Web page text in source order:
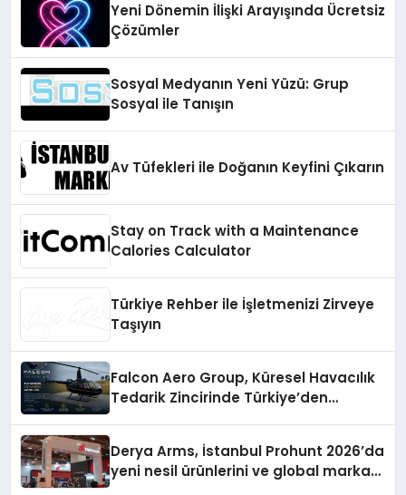
Yeni Dönemin İlişki Arayışında Ücretsiz
Çözümler
Sosyal Medyanın Yeni Yüzü: Grup
Sosyal ile Tanışın
Av Tüfekleri ile Doğanın Keyfini Çıkarın
Stay on Track with a Maintenance
Calories Calculator
Türkiye Rehber ile İşletmenizi Zirveye
Taşıyın
Falcon Aero Group, Küresel Havacılık
Tedarik Zincirinde Türkiye’den
Derya Arms, İstanbul Prohunt 2026’da
yeni nesil ürünlerini ve global marka